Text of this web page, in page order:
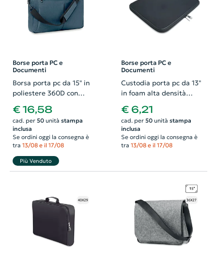
Borse porta PC e
Documenti
Borsa porta pc da 15" in
poliestere 360D con
40x7x28cm
€ 16,58
cad. per 50unità stampa
inclusa
Se ordini oggi la consegna è
tra 13/08 e il 17/08
Più Venduto
Borse porta PC e
Documenti
Custodia porta pc da 13"
in foam alta densità
€ 6,21
cad. per 50unità stampa
inclusa
Se ordini oggi la consegna è
tra 13/08 e il 17/08